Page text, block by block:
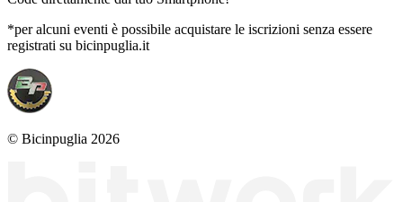
*per alcuni eventi è possibile acquistare le iscrizioni senza essere
registrati su bicinpuglia.it
© Bicinpuglia 2026